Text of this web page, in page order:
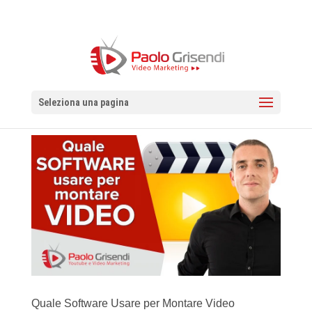
Seleziona una pagina
Quale Software Usare per Montare Video